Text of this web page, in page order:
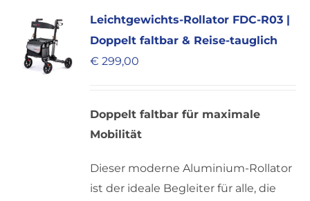
Leichtgewichts-Rollator FDC-R03 |
Doppelt faltbar & Reise-tauglich
€ 299,00
Doppelt faltbar für maximale
Mobilität
Dieser moderne Aluminium-Rollator
ist der ideale Begleiter für alle, die